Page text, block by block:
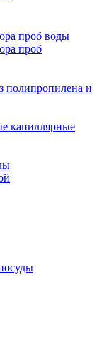
проб воды
проб
полипропилена и
капиллярные